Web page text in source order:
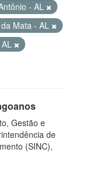
- AL
Mata - AL
Gestão e
de
(SINC),